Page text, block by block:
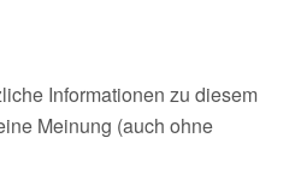
Informationen zu diesem
Meinung (auch ohne